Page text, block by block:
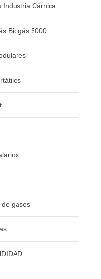
Industria Cárnica
Biogás 5000
de gases